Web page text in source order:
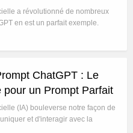
a révolutionné de nombreux
en est un parfait exemple.
ChatGPT : Le
pour un Prompt Parfait
(IA) bouleverse notre façon de
et d'interagir avec la